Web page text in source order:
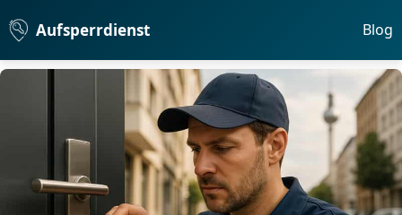
Aufsperrdienst Blog